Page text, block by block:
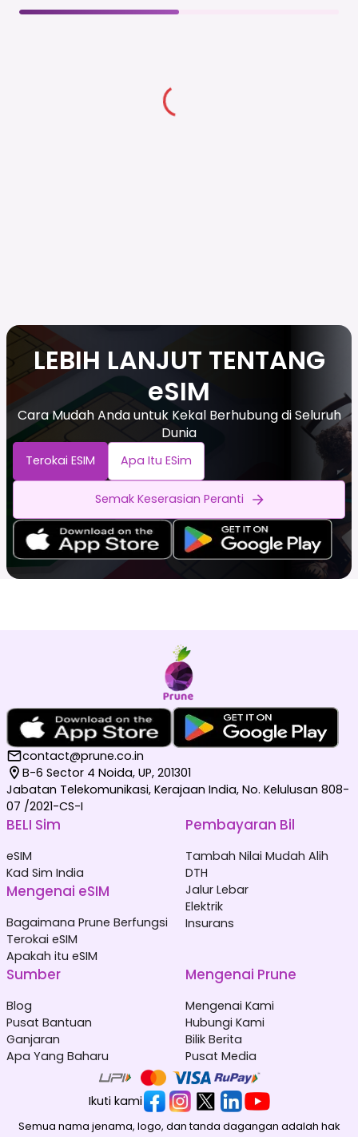
LEBIH LANJUT TENTANG
eSIM
Cara Mudah Anda untuk Kekal Berhubung di Seluruh
Dunia
Terokai ESIM Apa Itu ESim
Semak Keserasian Peranti
contact@prune.co.in
B-6 Sector 4 Noida, UP, 201301
Jabatan Telekomunikasi, Kerajaan India, No. Kelulusan 808-
07 /2021-CS-I
BELI Sim
eSIM
Kad Sim India
Mengenai eSIM
Bagaimana Prune Berfungsi
Terokai eSIM
Apakah itu eSIM
Pembayaran Bil
Tambah Nilai Mudah Alih
DTH
Jalur Lebar
Elektrik
Insurans
Sumber
Blog
Pusat Bantuan
Ganjaran
Apa Yang Baharu
Mengenai Prune
Mengenai Kami
Hubungi Kami
Bilik Berita
Pusat Media
Ikuti kami
Semua nama jenama, logo, dan tanda dagangan adalah hak